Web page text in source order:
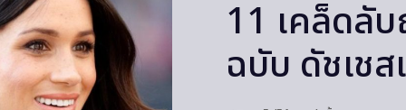
11 เคล็ดลับ
ฉบับ ดัชเช